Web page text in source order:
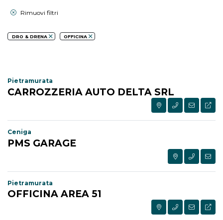
Rimuovi filtri
DRO & DRENA OFFICINA
Pietramurata
CARROZZERIA AUTO DELTA SRL
Ceniga
PMS GARAGE
Pietramurata
OFFICINA AREA 51